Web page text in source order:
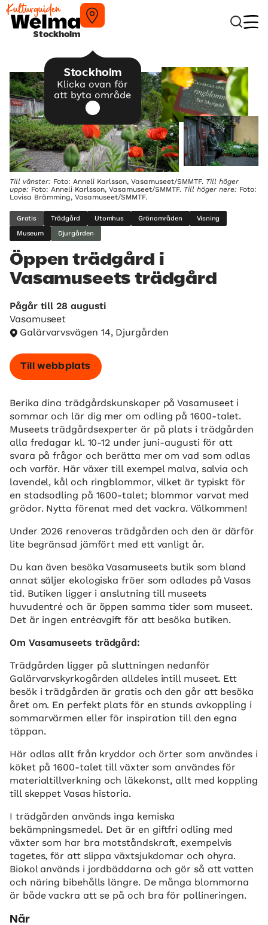
Stockholm
Stockholm
Klicka ovan för
att byta område
Till vänster: Foto: Anneli Karlsson, Vasamuseet/SMMTF. Till höger
uppe: Foto: Anneli Karlsson, Vasamuseet/SMMTF. Till höger nere: Foto:
Lovisa Brämming, Vasamuseet/SMMTF.
Gratis Trädgård Utomhus Grönområden
Visning
Museum
Djurgården
Öppen trädgård i
Vasamuseets trädgård
Pågår till 28 augusti
Vasamuseet
Galärvarvsvägen 14, Djurgården
Till webbplats
Berika dina trädgårdskunskaper på Vasamuseet i
sommar och lär dig mer om odling på 1600-talet.
Museets trädgårdsexperter är på plats i trädgården
alla fredagar kl. 10-12 under juni-augusti för att
svara på frågor och berätta mer om vad som odlas
och varför. Här växer till exempel malva, salvia och
lavendel, kål och ringblommor, vilket är typiskt för
en stadsodling på 1600-talet; blommor varvat med
grödor. Nytta förenat med det vackra. Välkommen!
Under 2026 renoveras trädgården och den är därför
lite begränsad jämfört med ett vanligt år.
Du kan även besöka Vasamuseets butik som bland
annat säljer ekologiska fröer som odlades på Vasas
tid. Butiken ligger i anslutning till museets
huvudentré och är öppen samma tider som museet.
Det är ingen entréavgift för att besöka butiken.
Om Vasamuseets trädgård:
Trädgården ligger på sluttningen nedanför
Galärvarvskyrkogården alldeles intill museet. Ett
besök i trädgården är gratis och den går att besöka
året om. En perfekt plats för en stunds avkoppling i
sommarvärmen eller för inspiration till den egna
täppan.
Här odlas allt från kryddor och örter som användes i
köket på 1600-talet till växter som användes för
materialtillverkning och läkekonst, allt med koppling
till skeppet Vasas historia.
I trädgården används inga kemiska
bekämpningsmedel. Det är en giftfri odling med
växter som har bra motståndskraft, exempelvis
tagetes, för att slippa växtsjukdomar och ohyra.
Biokol används i jordbäddarna och gör så att vatten
och näring bibehålls längre. De många blommorna
är både vackra att se på och bra för pollineringen.
När